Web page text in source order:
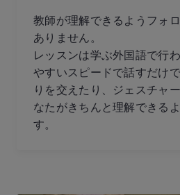
教師が理解できるようフォ
ありません。
レッスンは学ぶ外国語で行
やすいスピードで話すだけ
りを交えたり、ジェスチャ
なたがきちんと理解できる
す。